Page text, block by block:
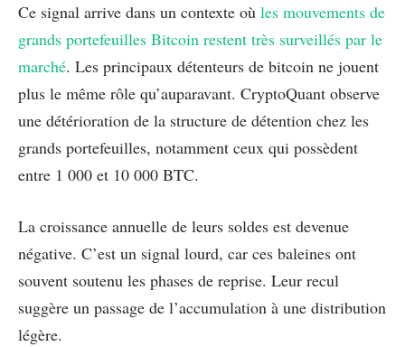
Ce signal arrive dans un contexte où les mouvements de
grands portefeuilles Bitcoin restent très surveillés par le
marché. Les principaux détenteurs de bitcoin ne jouent
plus le même rôle qu’auparavant. CryptoQuant observe
une détérioration de la structure de détention chez les
grands portefeuilles, notamment ceux qui possèdent
entre 1 000 et 10 000 BTC.
La croissance annuelle de leurs soldes est devenue
négative. C’est un signal lourd, car ces baleines ont
souvent soutenu les phases de reprise. Leur recul
suggère un passage de l’accumulation à une distribution
légère.